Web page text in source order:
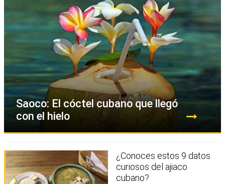
Saoco: El cóctel cubano que llegó
con el hielo
¿Conoces estos 9 datos
curiosos del ajiaco
cubano?